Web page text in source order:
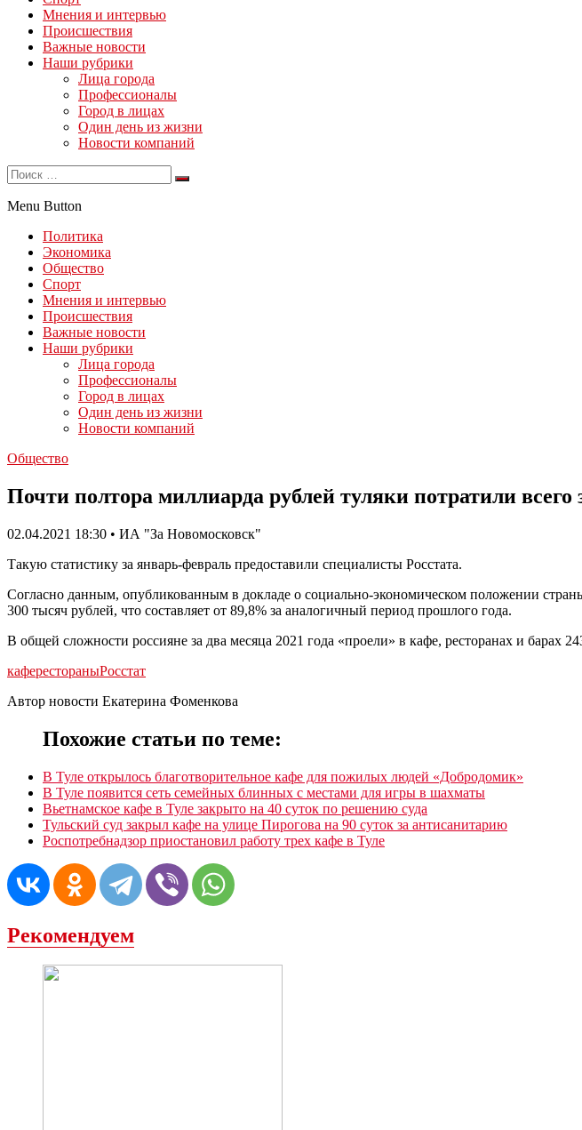
Мнения и интервью
Происшествия
Важные новости
Наши рубрики
Лица города
Профессионалы
Город в лицах
Один день из жизни
Новости компаний
Menu Button
Политика
Экономика
Общество
Спорт
Мнения и интервью
Происшествия
Важные новости
Наши рубрики
Лица города
Профессионалы
Город в лицах
Один день из жизни
Новости компаний
Общество
Почти полтора миллиарда рублей туляки потратили всего
02.04.2021 18:30 • ИА "За Новомосковск"
Такую статистику за январь-февраль предоставили специалисты Росстата.
Согласно данным, опубликованным в докладе о социально-экономическом положении
300 тысяч рублей, что составляет от 89,8% за аналогичный период прошлого года.
В общей сложности россияне за два месяца 2021 года «проели» в кафе, ресторанах и барах
каферестораныРосстат
Автор новости Екатерина Фоменкова
Похожие статьи по теме:
В Туле открылось благотворительное кафе для пожилых людей «Добродомик»
В Туле появится сеть семейных блинных с местами для игры в шахматы
Вьетнамское кафе в Туле закрыто на 40 суток по решению суда
Тульский суд закрыл кафе на улице Пирогова на 90 суток за антисанитарию
Роспотребнадзор приостановил работу трех кафе в Туле
Рекомендуем